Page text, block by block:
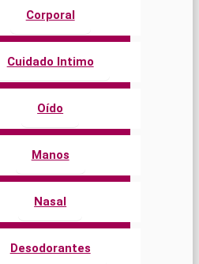
Corporal
Cuidado Intimo
Oído
Manos
Nasal
Desodorantes